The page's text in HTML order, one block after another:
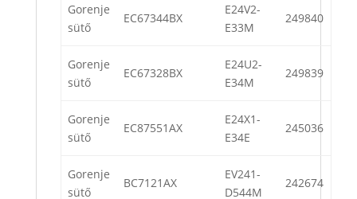
Gorenje
sütő
EC67344BX
E24V2-
E33M
249840
Gorenje
sütő
EC67328BX
E24U2-
E34M
249839
Gorenje
sütő
EC87551AX
E24X1-
E34E
245036
Gorenje
sütő
BC7121AX
EV241-
D544M
242674